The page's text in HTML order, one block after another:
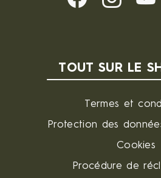
TOUT SUR LE
Termes et
Protection des
Cookies
Procédure de